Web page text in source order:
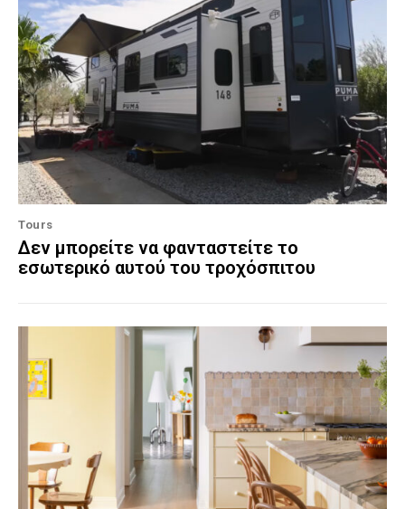
Tours
Δεν μπορείτε να φανταστείτε το
εσωτερικό αυτού του τροχόσπιτου